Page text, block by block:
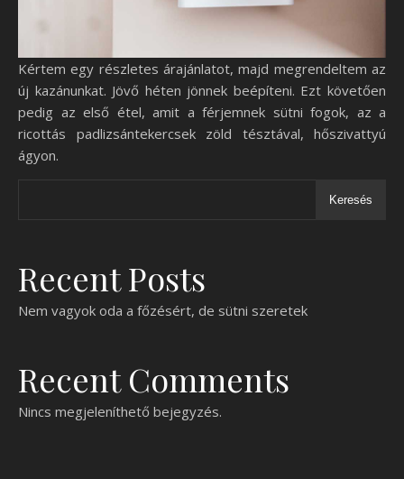
Kértem egy részletes árajánlatot, majd megrendeltem az
új kazánunkat. Jövő héten jönnek beépíteni. Ezt követően
pedig az első étel, amit a férjemnek sütni fogok, az a
ricottás padlizsántekercsek zöld tésztával, hőszivattyú
ágyon.
Keresés
Recent Posts
Nem vagyok oda a főzésért, de sütni szeretek
Recent Comments
Nincs megjeleníthető bejegyzés.